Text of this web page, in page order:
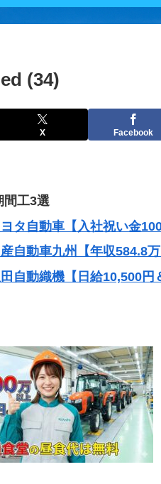
(34)
X Facebook
間工3選
タ自動車【入社祝い金
自動車九州【年収584.8万
自動織機【日給10,500円